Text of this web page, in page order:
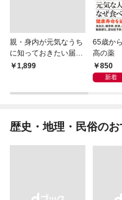
親・身内が元気なうち
に知っておきたい届
出・手続きの準備（き
￥1,899
65歳か
高の薬
850
新着
歴史・地理・民俗の